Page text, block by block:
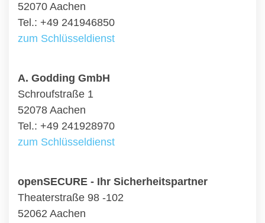
52070 Aachen
Tel.: +49 241946850
zum Schlüsseldienst
A. Godding GmbH
Schroufstraße 1
52078 Aachen
Tel.: +49 241928970
zum Schlüsseldienst
openSECURE - Ihr Sicherheitspartner
Theaterstraße 98 -102
52062 Aachen